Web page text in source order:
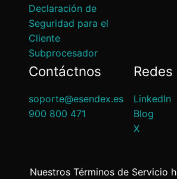
Declaración de
Seguridad para el
Cliente
Subprocesador
Contáctnos
soporte@esendex.es
900 800 471
LinkedIn
Blog
X
Nuestros Términos de Servicio